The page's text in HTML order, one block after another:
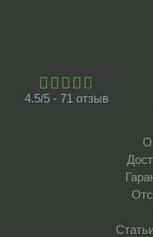
4.5/5 - 71 отзыв
О